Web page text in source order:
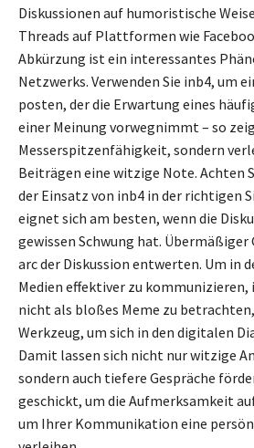
Diskussionen auf humoristische
Threads auf Plattformen wie
Abkürzung ist ein interessantes
Netzwerks. Verwenden Sie inb4, um
posten, der die Erwartung eines
einer Meinung vorwegnimmt – so
Messerspitzenfähigkeit, sondern
Beiträgen eine witzige Note. Achten
der Einsatz von inb4 in der richtigen
eignet sich am besten, wenn die
gewissen Schwung hat. Übermäßiger
arc der Diskussion entwerten. Um in
Medien effektiver zu
nicht als bloßes Meme zu
Werkzeug, um sich in den digitalen
Damit lassen sich nicht nur witzige
sondern auch tiefere Gespräche
geschickt, um die Aufmerksamkeit
um Ihrer Kommunikation eine